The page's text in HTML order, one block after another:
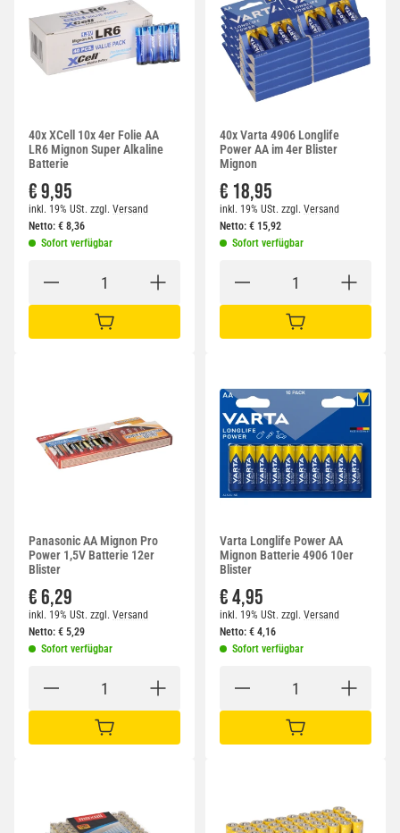
40x XCell 10x 4er Folie AA
LR6 Mignon Super Alkaline
Batterie
€ 9,95
inkl. 19% USt. zzgl. Versand
Netto: € 8,36
Sofort verfügbar
IN DEN WARENKORB
40x Varta 4906 Longlife
Power AA im 4er Blister
Mignon
€ 18,95
inkl. 19% USt. zzgl. Versand
Netto: € 15,92
Sofort verfügbar
IN DEN WARENKORB
Panasonic AA Mignon Pro
Power 1,5V Batterie 12er
Blister
€ 6,29
inkl. 19% USt. zzgl. Versand
Netto: € 5,29
Sofort verfügbar
IN DEN WARENKORB
Varta Longlife Power AA
Mignon Batterie 4906 10er
Blister
€ 4,95
inkl. 19% USt. zzgl. Versand
Netto: € 4,16
Sofort verfügbar
IN DEN WARENKORB